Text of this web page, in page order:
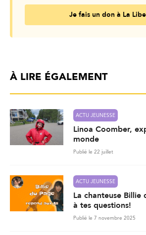
Je fais un don à La
À LIRE ÉGALEMENT
ACTU JEUNESSE
Linoa Coomber,
monde
Publié le 22 juillet
ACTU JEUNESSE
La chanteuse Billie
à tes questions!
Publié le 7 novembre 2025